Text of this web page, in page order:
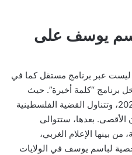
يوسف على
ليست عبر برنامج مستقل كما في
برنامج “كلمة أخيرة”. حيث
ستبث أولى حلقاته في 7 أكتوبر 2025، وتتناول القضية الفلسطينية
الأقصى. بعدها، ستتوالى
بينها الإعلام الغربي،
لباسم يوسف في الولايات